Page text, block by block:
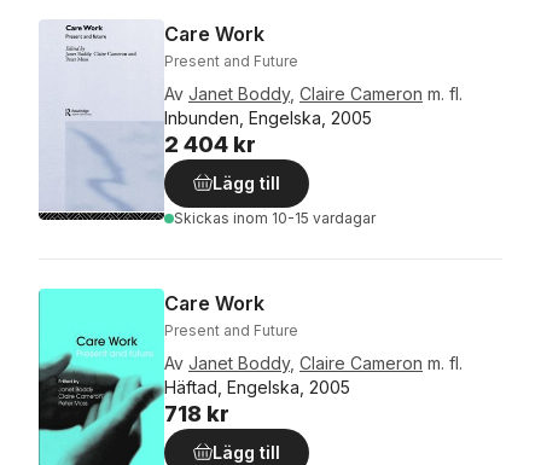
Care Work
Present and Future
Av Janet Boddy, Claire Cameron m. fl.
Inbunden, Engelska, 2005
2 404 kr
Lägg till
Skickas inom 10-15 vardagar
Care Work
Present and Future
Av Janet Boddy, Claire Cameron m. fl.
Häftad, Engelska, 2005
718 kr
Lägg till